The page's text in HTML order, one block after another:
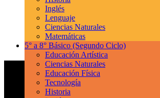
Inglés
Lenguaje
Ciencias Naturales
Matemáticas
5° a 8° Básico (Segundo Ciclo)
Educación Artística
Ciencias Naturales
Educación Física
Tecnología
Historia